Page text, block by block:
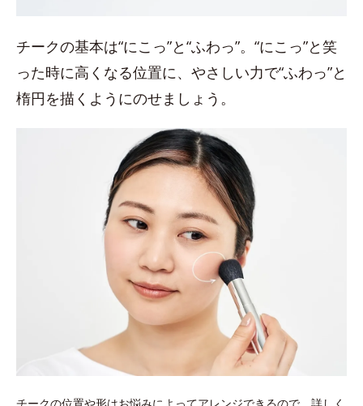
チークの基本は“にこっ”と“ふわっ”。“にこっ”と笑
った時に高くなる位置に、やさしい力で“ふわっ”と
楕円を描くようにのせましょう。
チークの位置や形はお悩みによってアレンジできるので、詳しく